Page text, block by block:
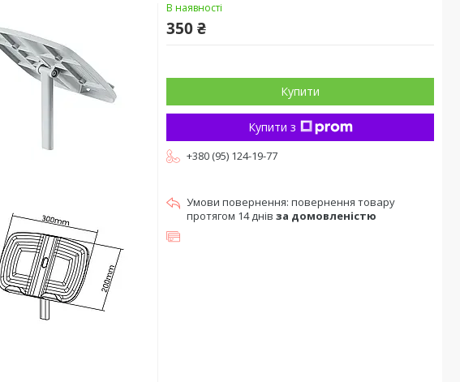
В наявності
350 ₴
Купити
Купити з
+380 (95) 124-19-77
повернення товару
протягом 14 днів за домовленістю